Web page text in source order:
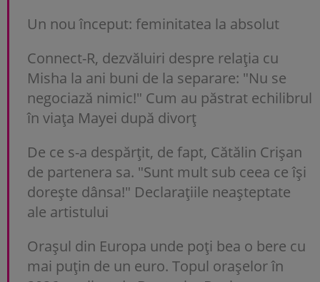
Un nou început: feminitatea la absolut
Connect-R, dezvăluiri despre relația cu
Misha la ani buni de la separare: "Nu se
negociază nimic!" Cum au păstrat echilibrul
în viața Mayei după divorț
De ce s-a despărțit, de fapt, Cătălin Crișan
de partenera sa. "Sunt mult sub ceea ce își
dorește dânsa!" Declarațiile neașteptate
ale artistului
Orașul din Europa unde poți bea o bere cu
mai puțin de un euro. Topul orașelor în